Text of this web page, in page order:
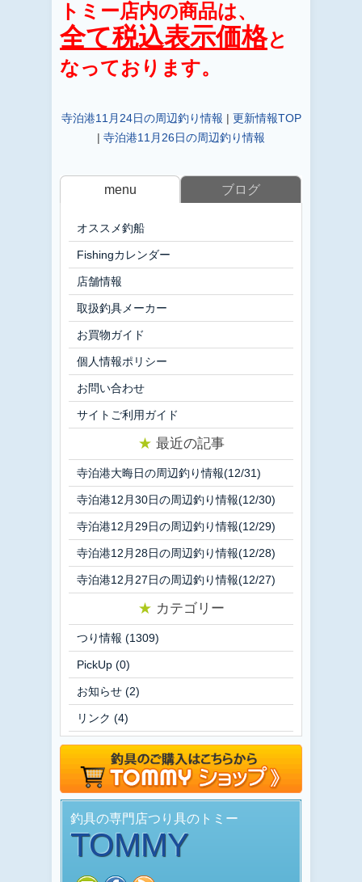
トミー店内の商品は、
全て税込表示価格と
なっております。
寺泊港11月24日の周辺釣り情報 | 更新情報TOP
| 寺泊港11月26日の周辺釣り情報
menu ブログ
オススメ釣船
Fishingカレンダー
店舗情報
取扱釣具メーカー
お買物ガイド
個人情報ポリシー
お問い合わせ
サイトご利用ガイド
★ 最近の記事
寺泊港大晦日の周辺釣り情報(12/31)
寺泊港12月30日の周辺釣り情報(12/30)
寺泊港12月29日の周辺釣り情報(12/29)
寺泊港12月28日の周辺釣り情報(12/28)
寺泊港12月27日の周辺釣り情報(12/27)
★ カテゴリー
つり情報 (1309)
PickUp (0)
お知らせ (2)
リンク (4)
釣具の専門店つり具のトミー
TOMMY